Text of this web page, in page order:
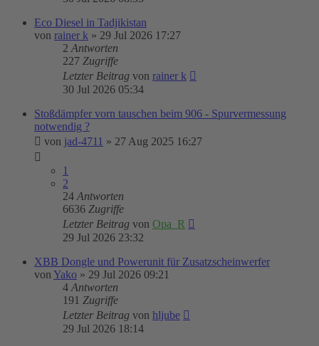
Eco Diesel in Tadjikistan
von rainer k » 29 Jul 2026 17:27
2 Antworten
227 Zugriffe
Letzter Beitrag von rainer k
30 Jul 2026 05:34
Stoßdämpfer vorn tauschen beim 906 - Spurvermessung
notwendig ?
von jad-4711 » 27 Aug 2025 16:27
1
2
24 Antworten
6636 Zugriffe
Letzter Beitrag von Opa_R
29 Jul 2026 23:32
XBB Dongle und Powerunit für Zusatzscheinwerfer
von Yako » 29 Jul 2026 09:21
4 Antworten
191 Zugriffe
Letzter Beitrag von hljube
29 Jul 2026 18:14